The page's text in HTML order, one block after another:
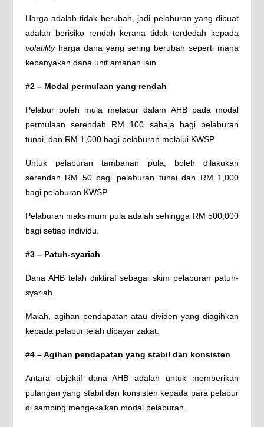
Harga adalah tidak berubah, jadi pelaburan yang dibuat
adalah berisiko rendah kerana tidak terdedah kepada
volatilityharga dana yang sering berubah seperti mana
kebanyakan dana unit amanah lain.
#2 – Modal permulaan yang rendah
Pelabur boleh mula melabur dalam AHB pada modal
permulaan serendah RM 100 sahaja bagi pelaburan
tunai, dan RM 1,000 bagi pelaburan melalui KWSP.
Untuk pelaburan tambahan pula, boleh dilakukan
serendah RM 50 bagi pelaburan tunai dan RM 1,000
bagi pelaburan KWSP
Pelaburan maksimum pula adalah sehingga RM 500,000
bagi setiap individu.
#3 – Patuh-syariah
Dana AHB telah diiktiraf sebagai skim pelaburan patuh-
syariah.
Malah, agihan pendapatan atau dividen yang diagihkan
kepada pelabur telah dibayar zakat.
#4 – Agihan pendapatan yang stabil dan konsisten
Antara objektif dana AHB adalah untuk memberikan
pulangan yang stabil dan konsisten kepada para pelabur
di samping mengekalkan modal pelaburan.